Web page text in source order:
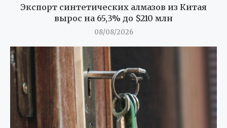
Экспорт синтетических алмазов из Китая
вырос на 65,3% до $210 млн
08/08/2026